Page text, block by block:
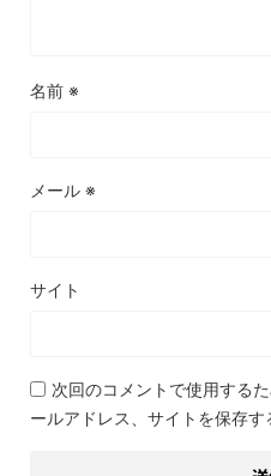
名前 ※
メール ※
サイト
次回のコメントで使用する
ールアドレス、サイトを保存す